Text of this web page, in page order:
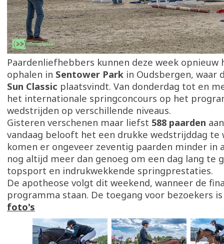
Paardenliefhebbers kunnen deze week opnieuw
ophalen in Sentower Park in Oudsbergen, waar
Sun Classic plaatsvindt. Van donderdag tot en
het internationale springconcours op het
wedstrijden op verschillende niveaus.
Gisteren verschenen maar liefst 588 paarden
vandaag belooft het een drukke wedstrijddag te
komen er ongeveer zeventig paarden minder in
nog altijd meer dan genoeg om een dag lang te
topsport en indrukwekkende springprestaties.
De apotheose volgt dit weekend, wanneer de
programma staan. De toegang voor bezoekers
foto's